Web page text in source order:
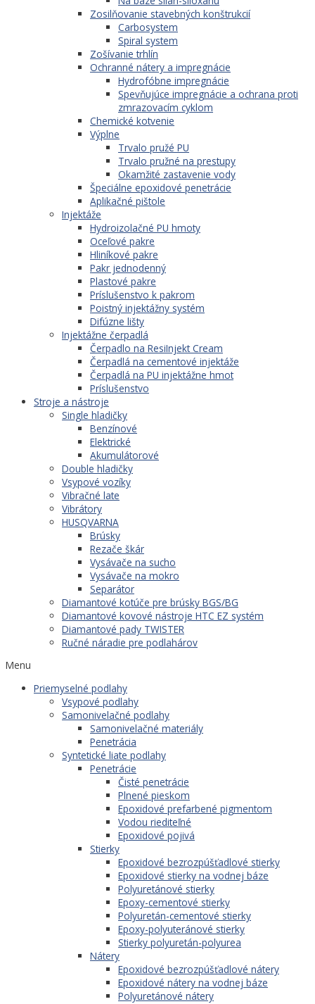
Zosilňovanie stavebných konštrukcií
Carbosystem
Spiral system
Zošívanie trhlín
Ochranné nátery a impregnácie
Hydrofóbne impregnácie
Spevňujúce impregnácie a ochrana proti
zmrazovacím cyklom
Chemické kotvenie
Výplne
Trvalo pružé PU
Trvalo pružné na prestupy
Okamžité zastavenie vody
Špeciálne epoxidové penetrácie
Aplikačné pištole
Injektáže
Hydroizolačné PU hmoty
Oceľové pakre
Hliníkové pakre
Pakr jednodenný
Plastové pakre
Príslušenstvo k pakrom
Poistný injektážny systém
Difúzne lišty
Injektážne čerpadlá
Čerpadlo na ResiInjekt Cream
Čerpadlá na cementové injektáže
Čerpadlá na PU injektážne hmot
Príslušenstvo
Stroje a nástroje
Single hladičky
Benzínové
Elektrické
Akumulátorové
Double hladičky
Vsypové vozíky
Vibračné late
Vibrátory
HUSQVARNA
Brúsky
Rezače škár
Vysávače na sucho
Vysávače na mokro
Separátor
Diamantové kotúče pre brúsky BGS/BG
Diamantové kovové nástroje HTC EZ systém
Diamantové pady TWISTER
Ručné náradie pre podlahárov
Menu
Priemyselné podlahy
Vsypové podlahy
Samonivelačné podlahy
Samonivelačné materiály
Penetrácia
Syntetické liate podlahy
Penetrácie
Čisté penetrácie
Plnené pieskom
Epoxidové prefarbené pigmentom
Vodou riediteľné
Epoxidové pojivá
Stierky
Epoxidové bezrozpúšťadlové stierky
Epoxidové stierky na vodnej báze
Polyuretánové stierky
Epoxy-cementové stierky
Polyuretán-cementové stierky
Epoxy-polyuteránové stierky
Stierky polyuretán-polyurea
Nátery
Epoxidové bezrozpúšťadlové nátery
Epoxidové nátery na vodnej báze
Polyuretánové nátery